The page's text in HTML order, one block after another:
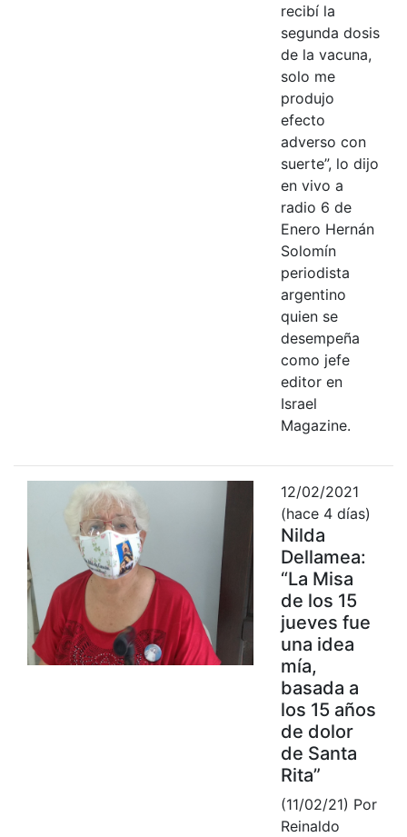
recibí la
segunda dosis
de la vacuna,
solo me
produjo
efecto
adverso con
suerte”, lo dijo
en vivo a
radio 6 de
Enero Hernán
Solomín
periodista
argentino
quien se
desempeña
como jefe
editor en
Israel
Magazine.
12/02/2021
(hace 4 días)
Nilda
Dellamea:
“La Misa
de los 15
jueves fue
una idea
mía,
basada a
los 15 años
de dolor
de Santa
Rita”
(11/02/21) Por
Reinaldo